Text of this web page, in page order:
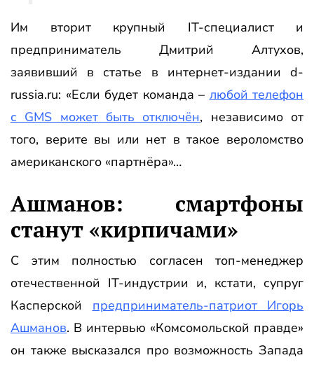
Им вторит крупный IT-специалист и
предприниматель Дмитрий Алтухов,
заявивший в статье в интернет-издании d-
russia.ru: «Если будет команда – любой телефон
с GMS может быть отключён, независимо от
того, верите вы или нет в такое вероломство
американского «партнёра»…
Ашманов: смартфоны
станут «кирпичами»
С этим полностью согласен топ-менеджер
отечественной IT-индустрии и, кстати, супруг
Касперской предприниматель-патриот Игорь
Ашманов. В интервью «Комсомольской правде»
он также высказался про возможность Запада